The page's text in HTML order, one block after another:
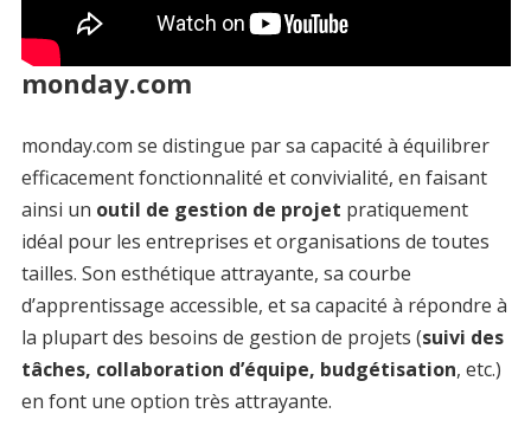
monday.com
monday.com se distingue par sa capacité à équilibrer
efficacement fonctionnalité et convivialité, en faisant
ainsi un outil de gestion de projet pratiquement
idéal pour les entreprises et organisations de toutes
tailles. Son esthétique attrayante, sa courbe
d’apprentissage accessible, et sa capacité à répondre à
la plupart des besoins de gestion de projets (suivi des
tâches, collaboration d’équipe, budgétisation, etc.)
en font une option très attrayante.